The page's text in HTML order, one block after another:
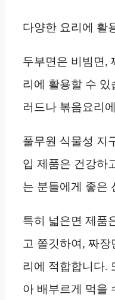
다양한 요리에 활
두부면은 비빔면,
리에 활용할 수 있
러드나 볶음요리
풀무원 식물성 지
입 제품은 건강하
는 분들에게 좋은
특히 넓은면 제품
고 쫄깃하여, 짜
리에 적합합니다.
아 배부르게 먹을